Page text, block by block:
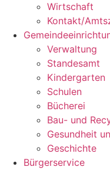
Wirtschaft
Kontakt/
Verwaltung
Standesamt
Kindergarten
Schulen
Bücherei
Bau- und
Gesundheit
Geschichte
Bürgerservice